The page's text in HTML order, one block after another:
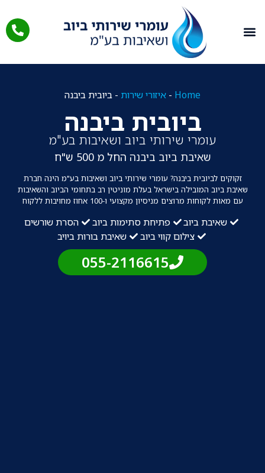
Home
- איזורי שירות - ביובית ביבנה
ביובית ביבנה
עומרי שירותי ביוב ושאיבות בע"מ
שאיבת ביוב ביבנה החל מ 500 ש"ח
זקוקים לביובית ביבנה? עומרי שירותי ביוב ושאיבות בע"מ הינה חברת
שאיבת ביוב המובילה בישראל בעלת מוניטין רב בתחומי הביוב והשאיבות
עם מאות לקוחות מרוצים מניסיון מקצועי ו-100 אחוז מחויבות ללקוח
שאיבת ביוב פתיחת סתימות ביוב
הסרת שורשים
צילום קווי ביוב
שאיבת בורות ביויב
055-2116615